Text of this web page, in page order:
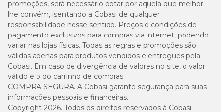
promoções, será necessário optar por aquela que melhor
lhe convém, isentando a Cobasi de qualquer
responsabilidade nesse sentido. Preços e condições de
pagamento exclusivos para compras via internet, podendo
variar nas lojas físicas. Todas as regras e promoções são
válidas apenas para produtos vendidos e entregues pela
Cobasi. Em caso de divergência de valores no site, o valor
válido é o do carrinho de compras.
COMPRA SEGURA. A Cobasi garante segurança para suas
informações pessoais e financeiras.
Copyright 2026. Todos os direitos reservados à Cobasi.